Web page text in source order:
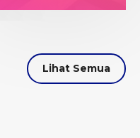
Lihat Semua